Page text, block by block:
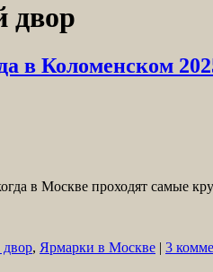
двор
в Коломенском
в Москве проходят самые
, Ярмарки в Москве | 3